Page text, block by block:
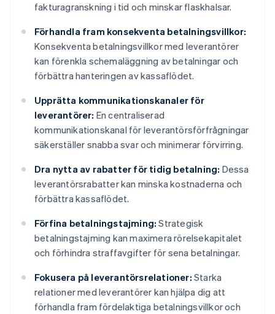
fakturagranskning i tid och minskar flaskhalsar.
Förhandla fram konsekventa betalningsvillkor:
Konsekventa betalningsvillkor med leverantörer
kan förenkla schemaläggning av betalningar och
förbättra hanteringen av kassaflödet.
Upprätta kommunikationskanaler för
leverantörer: En centraliserad
kommunikationskanal för leverantörsförfrågningar
säkerställer snabba svar och minimerar förvirring.
Dra nytta av rabatter för tidig betalning: Dessa
leverantörsrabatter kan minska kostnaderna och
förbättra kassaflödet.
Förfina betalningstajming: Strategisk
betalningstajming kan maximera rörelsekapitalet
och förhindra straffavgifter för sena betalningar.
Fokusera på leverantörsrelationer: Starka
relationer med leverantörer kan hjälpa dig att
förhandla fram fördelaktiga betalningsvillkor och